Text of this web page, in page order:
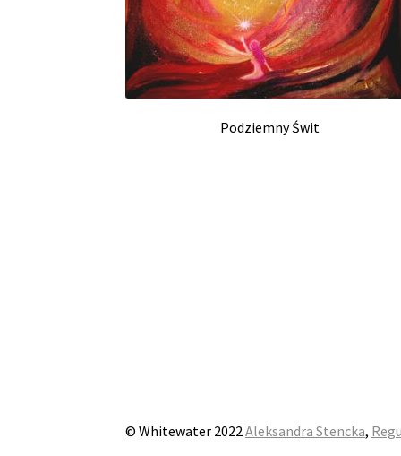
Podziemny Świt
© Whitewater 2022Aleksandra Stencka,